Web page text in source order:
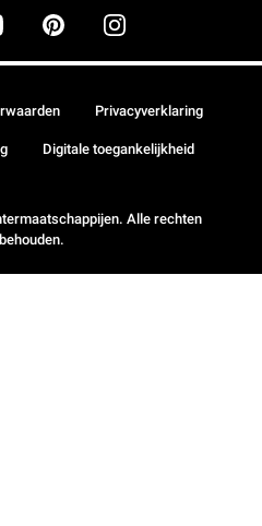
Alle rechten
Privacyverklaring
Digitale toegankelijkheid